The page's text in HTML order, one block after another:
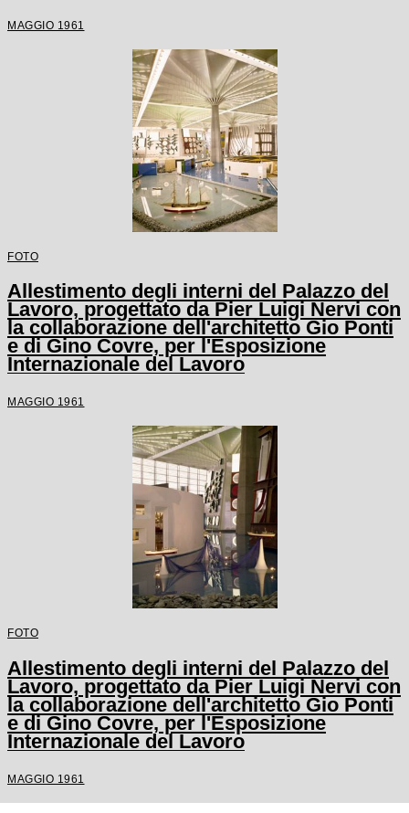
MAGGIO 1961
FOTO
Allestimento degli interni del Palazzo del
Lavoro, progettato da Pier Luigi Nervi con
la collaborazione dell'architetto Gio Ponti
e di Gino Covre, per l'Esposizione
Internazionale del Lavoro
MAGGIO 1961
FOTO
Allestimento degli interni del Palazzo del
Lavoro, progettato da Pier Luigi Nervi con
la collaborazione dell'architetto Gio Ponti
e di Gino Covre, per l'Esposizione
Internazionale del Lavoro
MAGGIO 1961